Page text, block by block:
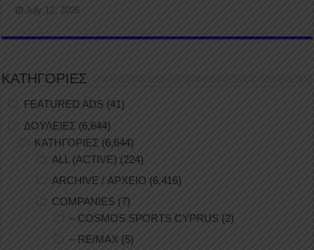
July 12, 2026
ΚΑΤΗΓΟΡΙΕΣ
FEATURED ADS (41)
ΔΟΥΛΕΙΕΣ (6,644)
ΚΑΤΗΓΟΡΙΕΣ (6,644)
ALL (ACTIVE) (224)
ARCHIVE / ΑΡΧΕΙΟ (6,416)
COMPANIES (7)
– COSMOS SPORTS CYPRUS (2)
– RE/MAX (5)